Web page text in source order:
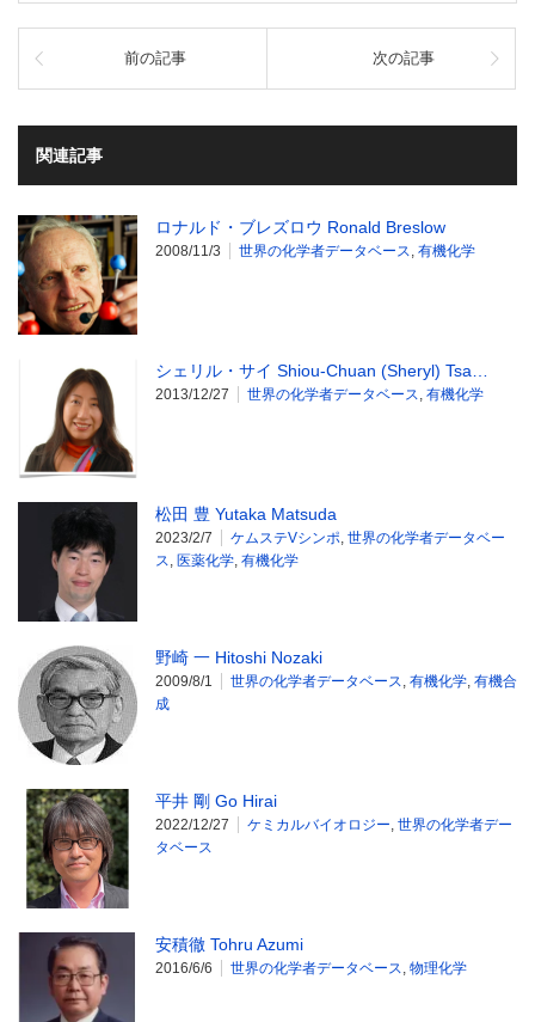
前の記事 次の記事
関連記事
ロナルド・ブレズロウ Ronald Breslow
2008/11/3 世界の化学者データベース, 有機化学
シェリル・サイ Shiou-Chuan (Sheryl) Tsa…
2013/12/27 世界の化学者データベース, 有機化学
松田 豊 Yutaka Matsuda
2023/2/7 ケムステVシンポ, 世界の化学者データベー
ス, 医薬化学, 有機化学
野崎 一 Hitoshi Nozaki
2009/8/1 世界の化学者データベース, 有機化学, 有機合
成
平井 剛 Go Hirai
2022/12/27 ケミカルバイオロジー, 世界の化学者デー
タベース
安積徹 Tohru Azumi
2016/6/6 世界の化学者データベース, 物理化学